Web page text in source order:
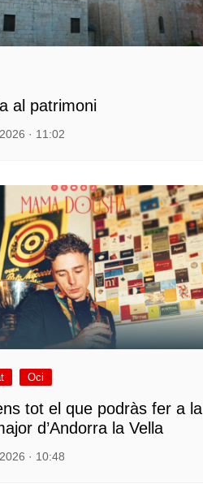
al patrimoni
· 11:02
Oci
tot el que podràs fer a la
d’Andorra la Vella
· 10:48